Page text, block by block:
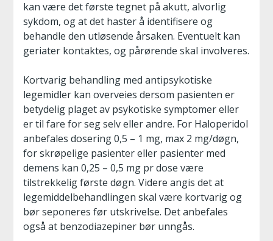
kan være det første tegnet på akutt, alvorlig
sykdom, og at det haster å identifisere og
behandle den utløsende årsaken. Eventuelt kan
geriater kontaktes, og pårørende skal involveres.
Kortvarig behandling med antipsykotiske
legemidler kan overveies dersom pasienten er
betydelig plaget av psykotiske symptomer eller
er til fare for seg selv eller andre. For Haloperidol
anbefales dosering 0,5 – 1 mg, max 2 mg/døgn,
for skrøpelige pasienter eller pasienter med
demens kan 0,25 – 0,5 mg pr dose være
tilstrekkelig første døgn. Videre angis det at
legemiddelbehandlingen skal være kortvarig og
bør seponeres før utskrivelse. Det anbefales
også at benzodiazepiner bør unngås.